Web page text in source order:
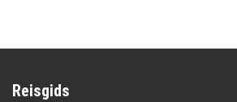
Reisgids